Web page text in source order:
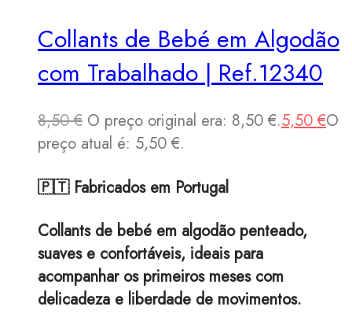
Collants de Bebé em Algodão
com Trabalhado | Ref.12340
8,50€ O preço original era: 8,50 €.5,50€O
preço atual é: 5,50 €.
🇵🇹 Fabricados em Portugal
Collants de bebé em algodão penteado,
suaves e confortáveis, ideais para
acompanhar os primeiros meses com
delicadeza e liberdade de movimentos.